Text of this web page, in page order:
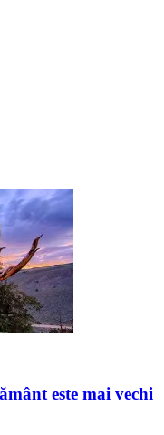
este mai vechi